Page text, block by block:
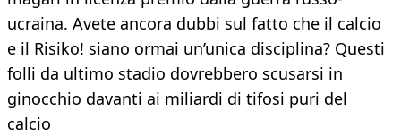
ucraina. Avete ancora dubbi sul fatto che il calcio
e il Risiko! siano ormai un’unica disciplina? Questi
folli da ultimo stadio dovrebbero scusarsi in
ginocchio davanti ai miliardi di tifosi puri del
calcio